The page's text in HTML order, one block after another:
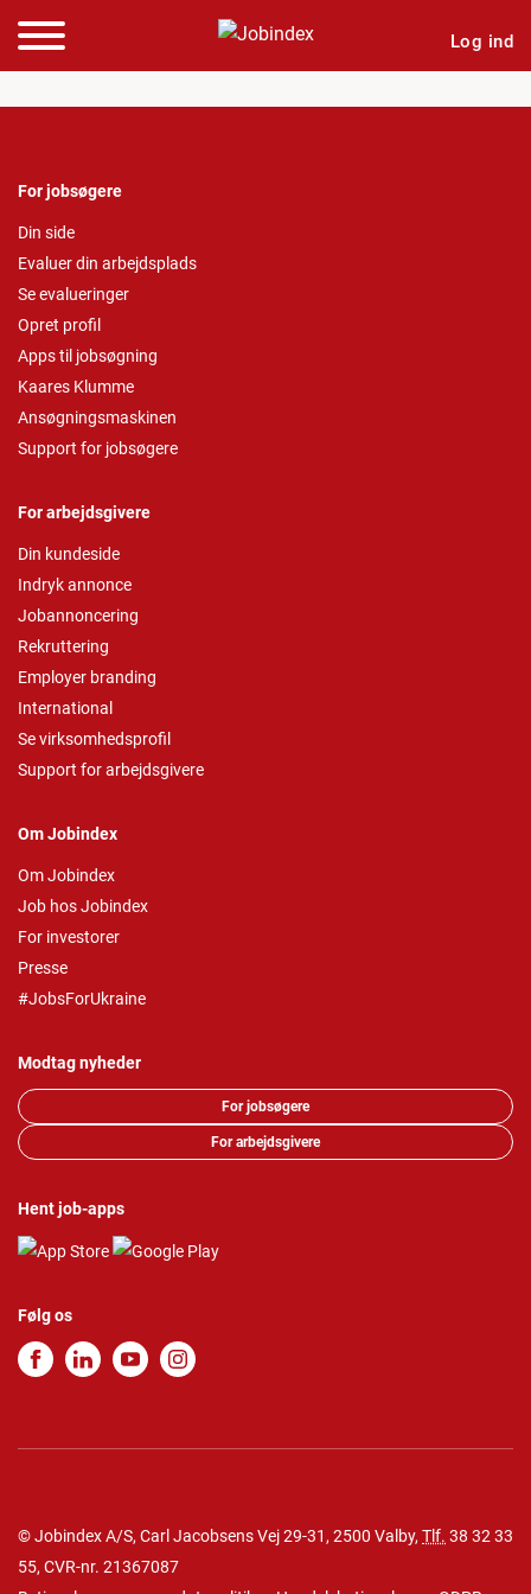
Log ind
For jobsøgere
Din side
Evaluer din arbejdsplads
Se evalueringer
Opret profil
Apps til jobsøgning
Kaares Klumme
Ansøgningsmaskinen
Support for jobsøgere
For arbejdsgivere
Din kundeside
Indryk annonce
Jobannoncering
Rekruttering
Employer branding
International
Se virksomhedsprofil
Support for arbejdsgivere
Om Jobindex
Om Jobindex
Job hos Jobindex
For investorer
Presse
#JobsForUkraine
Modtag nyheder
For jobsøgere
For arbejdsgivere
Hent job-apps
Følg os
© Jobindex A/S, Carl Jacobsens Vej 29-31, 2500 Valby, Tlf. 38 32 33
55, CVR-nr. 21367087